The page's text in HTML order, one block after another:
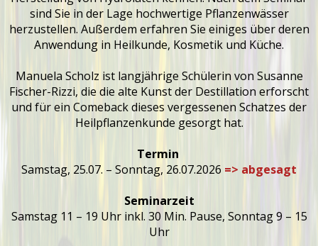
sind Sie in der Lage hochwertige Pflanzenwässer
herzustellen. Außerdem erfahren Sie einiges über deren
Anwendung in Heilkunde, Kosmetik und Küche.
Manuela Scholz ist langjährige Schülerin von Susanne
Fischer-Rizzi, die die alte Kunst der Destillation erforscht
und für ein Comeback dieses vergessenen Schatzes der
Heilpflanzenkunde gesorgt hat.
Termin
Samstag, 25.07. – Sonntag, 26.07.2026 => abgesagt
Seminarzeit
Samstag 11 – 19 Uhr inkl. 30 Min. Pause, Sonntag 9 – 15
Uhr